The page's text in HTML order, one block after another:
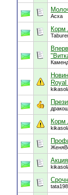
Асха
Корм